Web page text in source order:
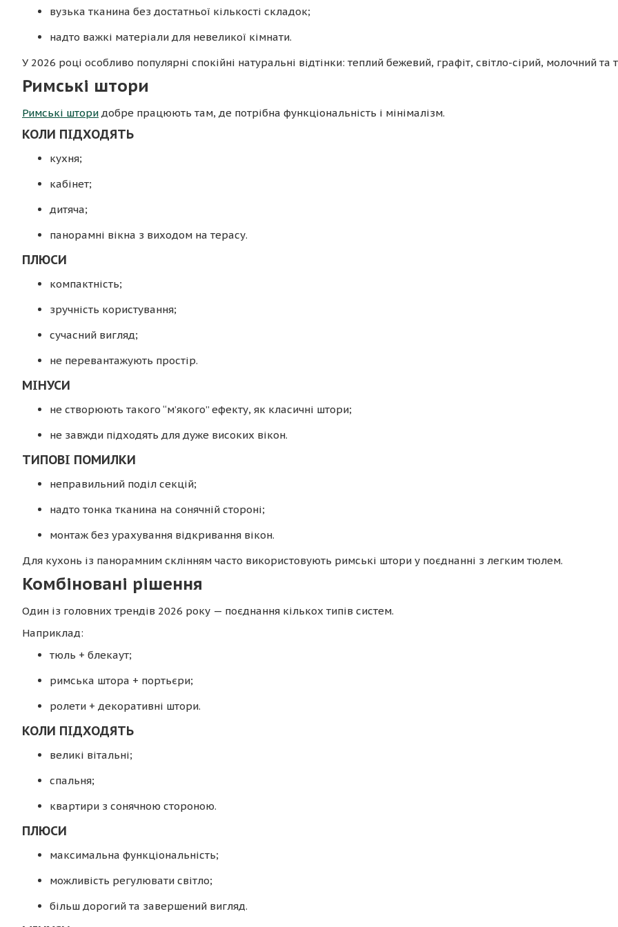
вузька тканина без достатньої кількості складок;
надто важкі матеріали для невеликої кімнати.
У 2026 році особливо популярні спокійні натуральні відтінки: теплий бежевий, графіт, світло-сірий, молочний та
Римські штори
Римські штори добре працюють там, де потрібна функціональність і мінімалізм.
КОЛИ ПІДХОДЯТЬ
кухня;
кабінет;
дитяча;
панорамні вікна з виходом на терасу.
ПЛЮСИ
компактність;
зручність користування;
сучасний вигляд;
не перевантажують простір.
МІНУСИ
не створюють такого “м’якого” ефекту, як класичні штори;
не завжди підходять для дуже високих вікон.
ТИПОВІ ПОМИЛКИ
неправильний поділ секцій;
надто тонка тканина на сонячній стороні;
монтаж без урахування відкривання вікон.
Для кухонь із панорамним склінням часто використовують римські штори у поєднанні з легким тюлем.
Комбіновані рішення
Один із головних трендів 2026 року — поєднання кількох типів систем.
Наприклад:
тюль + блекаут;
римська штора + портьєри;
ролети + декоративні штори.
КОЛИ ПІДХОДЯТЬ
великі вітальні;
спальня;
квартири з сонячною стороною.
ПЛЮСИ
максимальна функціональність;
можливість регулювати світло;
більш дорогий та завершений вигляд.